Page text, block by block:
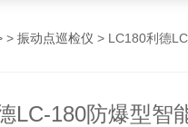
> 振动点巡检仪 > LC180利德
LC-180防爆型智